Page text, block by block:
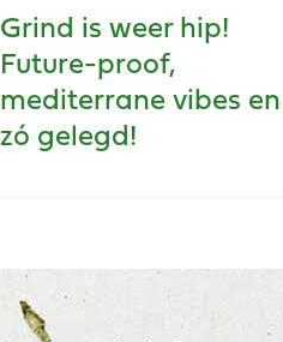
Grind is weer hip!
Future-proof,
mediterrane vibes en
zó gelegd!